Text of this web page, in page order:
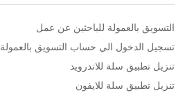
التسويق بالعمولة للباحثين عن عمل
تسجيل الدخول الي حساب التسويق بالعمولة
تنزيل تطبيق سلة للاندرويد
تنزيل تطبيق سلة للايفون